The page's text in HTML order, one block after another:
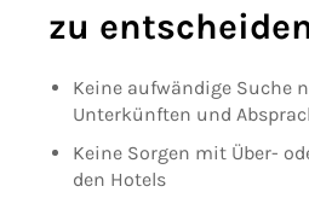
zu
Keine aufwändige Suche
Unterkünften und
Keine Sorgen mit Über-
den Hotels